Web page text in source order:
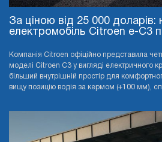
За ціною від 25 000 доларів:
електромобіль Citroen e-C3
Компанія Citroen офіційно представила
моделі Citroen C3 у вигляді електричного
більший внутрішній простір для
вищу позицію водія за кермом (+100 мм),